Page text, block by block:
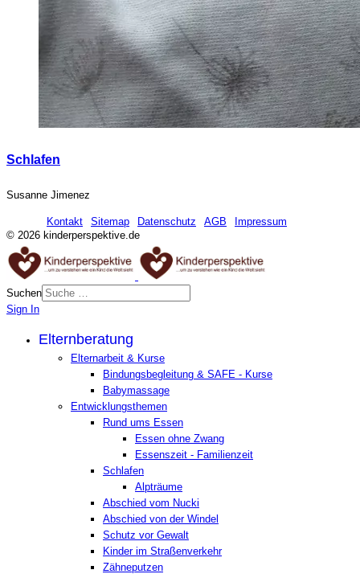
Schlafen
Susanne Jimenez
© 2026 kinderperspektive.de
Impressum
AGB
Datenschutz
Sitemap
Kontakt
Suchen
Sign In
Elternberatung
Elternarbeit & Kurse
Bindungsbegleitung & SAFE - Kurse
Babymassage
Entwicklungsthemen
Rund ums Essen
Essen ohne Zwang
Essenszeit - Familienzeit
Schlafen
Alpträume
Abschied vom Nucki
Abschied von der Windel
Schutz vor Gewalt
Kinder im Straßenverkehr
Zähneputzen